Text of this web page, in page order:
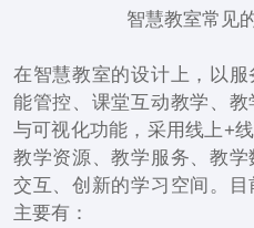
智慧教室常见
在智慧教室的设计上，以
能管控、课堂互动教学、
与可视化功能，采用线上+
教学资源、教学服务、教学
交互、创新的学习空间。
主要有：